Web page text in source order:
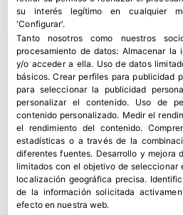
su interés legítimo en cualquier
'Configurar'.
Tanto nosotros como nuestros
procesamiento de datos: Almacenar la
y/o acceder a ella. Uso de datos
básicos.Crear perfiles para publicidad
para seleccionar la publicidad
personalizar el contenido. Uso de
contenido personalizado. Medir el
el rendimiento del contenido.
estadísticas o a través de la
diferentes fuentes. Desarrollo y mejora
limitados con el objetivo de seleccionar
localización geográfica precisa.
de la información solicitada
efecto en nuestra web.